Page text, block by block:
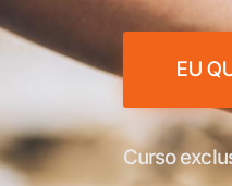
EU
Curso